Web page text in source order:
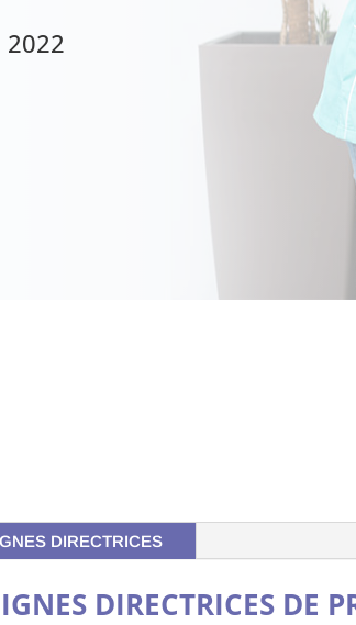
2022
DIRECTRICES
DIRECTRICES DE